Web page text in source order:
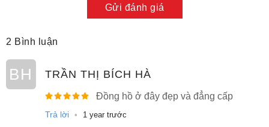
Gửi đánh giá
2 Bình luận
BH TRẦN THỊ BÍCH HÀ
Đồng hồ ở đây đẹp và đẳng cấp
Trả lời • 1 year trước